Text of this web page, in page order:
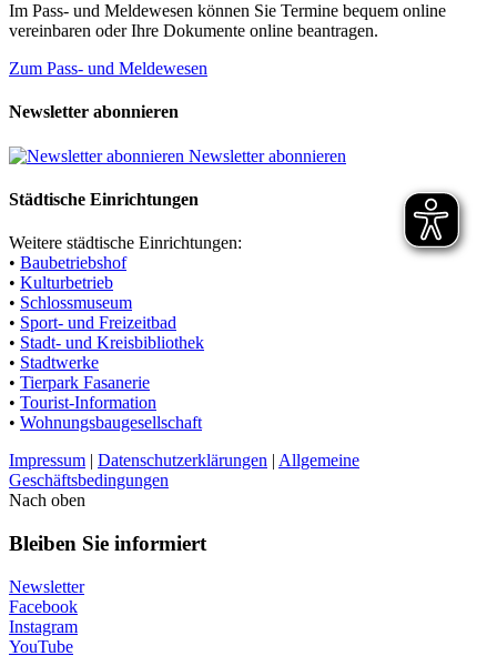
Im Pass- und Meldewesen können Sie Termine bequem online
vereinbaren oder Ihre Dokumente online beantragen.
Zum Pass- und Meldewesen
Newsletter abonnieren
Newsletter abonnieren
Städtische Einrichtungen
Weitere städtische Einrichtungen:
• Baubetriebshof
• Kulturbetrieb
• Schlossmuseum
• Sport- und Freizeitbad
• Stadt- und Kreisbibliothek
• Stadtwerke
• Tierpark Fasanerie
• Tourist-Information
• Wohnungsbaugesellschaft
Impressum | Datenschutzerklärungen | Allgemeine
Geschäftsbedingungen
Nach oben
Bleiben Sie informiert
Newsletter
Facebook
Instagram
YouTube